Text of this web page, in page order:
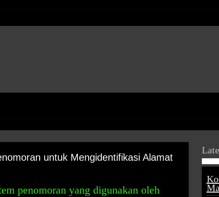
untuk Mengidentifikasi Alamat
penomoran yang digunakan oleh